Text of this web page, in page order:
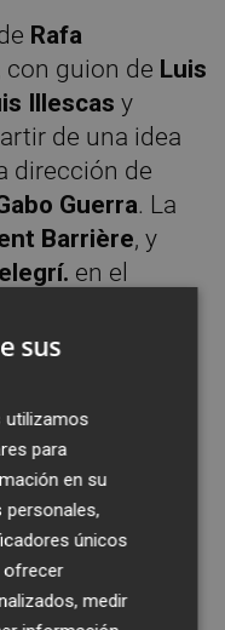
Rafa
con guion de Luis
Illescasy
de una idea
dirección de
Guerra. La
Barrière, y
en el
realizado por
Empatic Films y
de una
como
oscura. A
los
sus
utilizamos
para
en su
únicos
ofrecer
medir